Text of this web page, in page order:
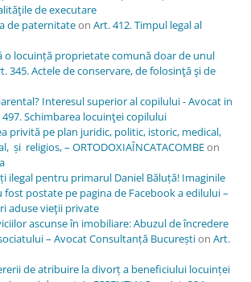
de executare
de paternitateon Art. 412. Timpul legal al
o locuință proprietate comună doar de unul
345. Actele de conservare, de folosinţă şi de
Interesul superior al copilului - Avocat in
497. Schimbarea locuinţei copilului
privită pe plan juridic, politic, istoric, medical,
și religios, – ORTODOXIAÎNCATACOMBEon
ilegal pentru primarul Daniel Băluță! Imaginile
postate pe pagina de Facebook a edilului –
aduse vieţii private
ascunse în imobiliare: Abuzul de încredere
– Avocat Consultanță Bucureștion Art.
de atribuire la divorț a beneficiului locuinței